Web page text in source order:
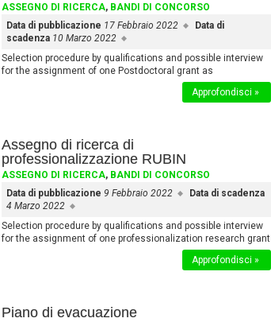
ASSEGNO DI RICERCA, BANDI DI CONCORSO
Data di pubblicazione 17 Febbraio 2022
Data di
scadenza 10 Marzo 2022
Selection procedure by qualifications and possible interview
for the assignment of one Postdoctoral grant as
Approfondisci »
Assegno di ricerca di
professionalizzazione RUBIN
ASSEGNO DI RICERCA, BANDI DI CONCORSO
Data di pubblicazione 9 Febbraio 2022
Data di scadenza
4 Marzo 2022
Selection procedure by qualifications and possible interview
for the assignment of one professionalization research grant
Approfondisci »
Piano di evacuazione